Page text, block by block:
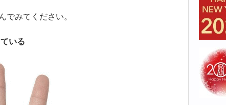
でみてください。
いる